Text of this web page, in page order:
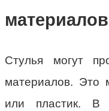
материалов
Стулья могут
материалов. Это
или пластик. В